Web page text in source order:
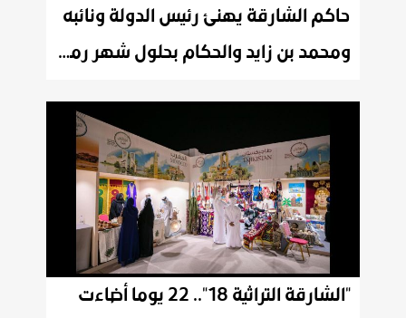
حاكم الشارقة يهنئ رئيس الدولة ونائبه
ومحمد بن زايد والحكام بحلول شهر رمضان الفضيل
"الشارقة التراثية 18".. 22 يوما أضاءت